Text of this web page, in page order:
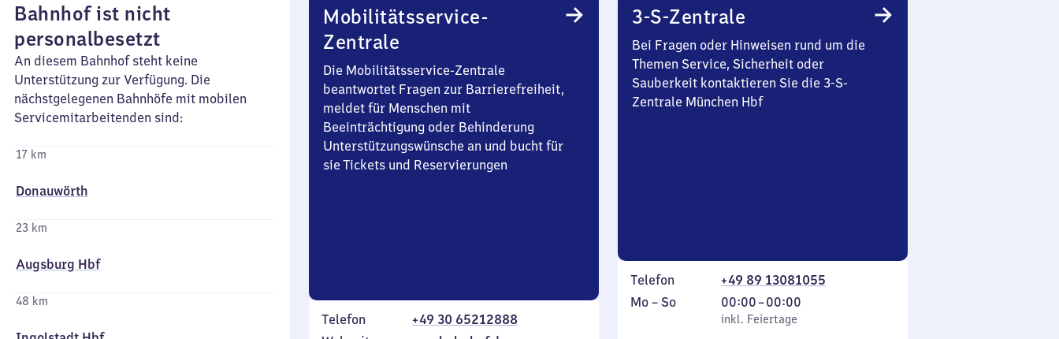
Bahnhof ist nicht
personalbesetzt
An diesem Bahnhof steht keine
Unterstützung zur Verfügung. Die
nächstgelegenen Bahnhöfe mit mobilen
Servicemitarbeitenden sind:
17 km
Donauwörth
23 km
Augsburg Hbf
48 km
Mobilitätsservice-
Zentrale
Die Mobilitätsservice-Zentrale
beantwortet Fragen zur Barrierefreiheit,
meldet für Menschen mit
Beeinträchtigung oder Behinderung
Unterstützungswünsche an und bucht für
sie Tickets und Reservierungen
Telefon
+49 30 65212888
3-S-Zentrale
Bei Fragen oder Hinweisen rund um die
Themen Service, Sicherheit oder
Sauberkeit kontaktieren Sie die 3-S-
Zentrale München Hbf
Telefon
+49 89 13081055
Montag
Mo – So,
inkl. Feiertage
00:00–00:00
Von
0
inkl. Feiertage